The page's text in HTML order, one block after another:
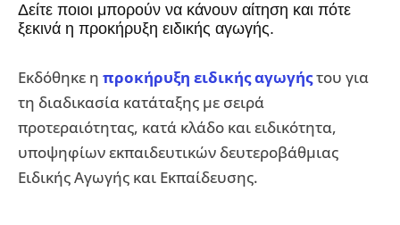
Δείτε ποιοι μπορούν να κάνουν αίτηση και πότε
ξεκινά η προκήρυξη ειδικής αγωγής.
Εκδόθηκε η προκήρυξη ειδικής αγωγήςτου για
τη διαδικασία κατάταξης με σειρά
προτεραιότητας, κατά κλάδο και ειδικότητα,
υποψηφίων εκπαιδευτικών δευτεροβάθμιας
Ειδικής Αγωγής και Εκπαίδευσης.